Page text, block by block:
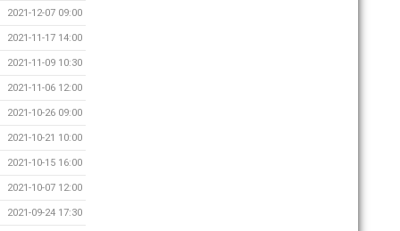
2021-12-07 09:00
2021-11-17 14:00
2021-11-09 10:30
2021-11-06 12:00
2021-10-26 09:00
2021-10-21 10:00
2021-10-15 16:00
2021-10-07 12:00
2021-09-24 17:30